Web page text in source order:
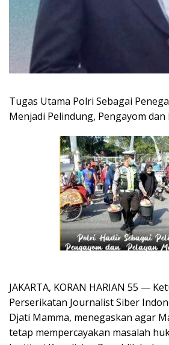
Tugas Utama Polri Sebagai
Menjadi Pelindung, Pengayom dan
JAKARTA, KORAN HARIAN 55 —
Perserikatan Journalist Siber
Djati Mamma, menegaskan agar
tetap mempercayakan masalah